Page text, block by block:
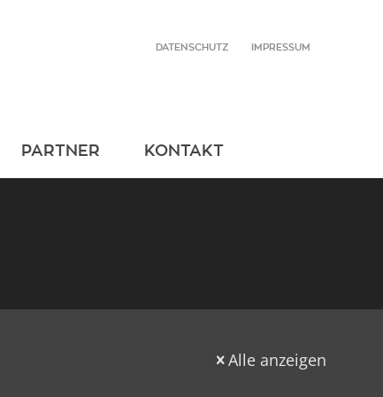
PARTNER KONTAKT
IMPRESSUM
DATENSCHUTZ
Alle anzeigen